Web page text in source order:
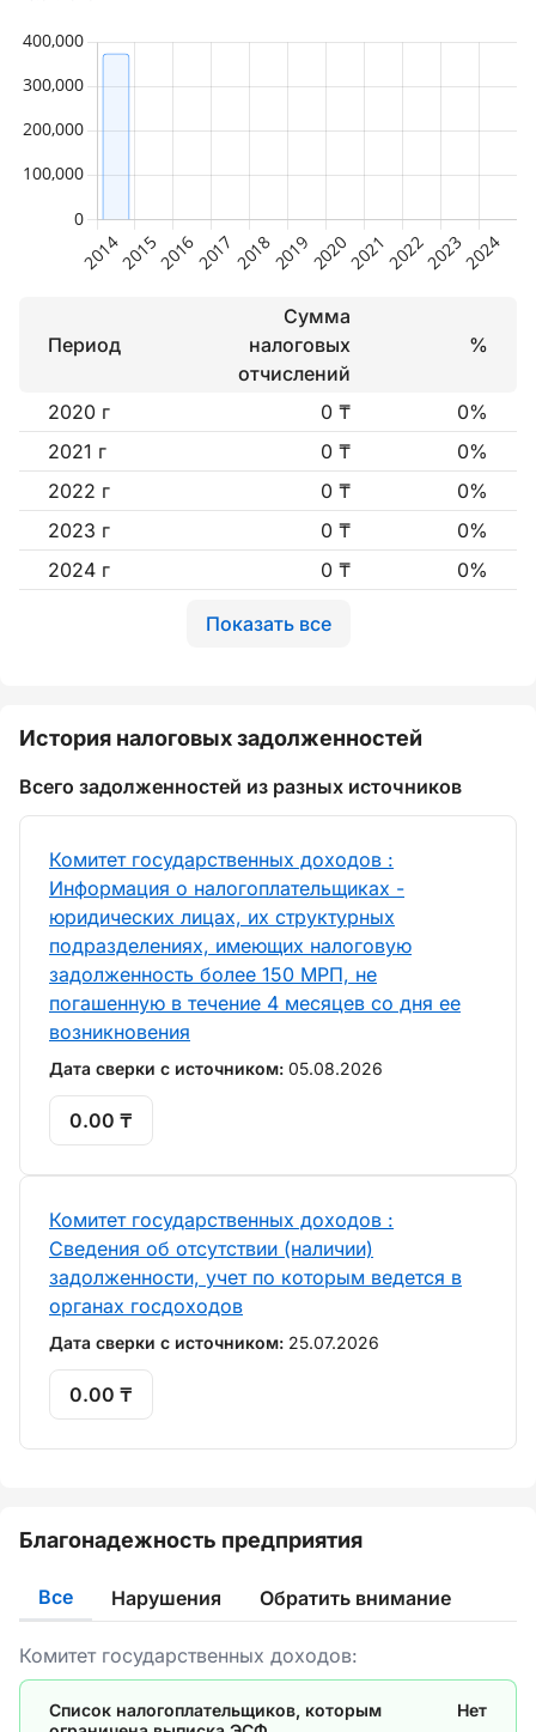
Период
Сумма
налоговых
отчислений
%
2020 г 0 ₸
0%
2021 г
0 ₸
0%
2022 г
0 ₸
0%
2023 г
0 ₸
0%
2024 г
0 ₸ 0%
Показать все
История налоговых задолженностей
Всего задолженностей из разных источников
Комитет государственных доходов :
Информация о налогоплательщиках -
юридических лицах, их структурных
подразделениях, имеющих налоговую
задолженность более 150 МРП, не
погашенную в течение 4 месяцев со дня ее
возникновения
Дата сверки с источником: 05.08.2026
0.00 ₸
Комитет государственных доходов :
Сведения об отсутствии (наличии)
задолженности, учет по которым ведется в
органах госдоходов
Дата сверки с источником: 25.07.2026
0.00 ₸
Благонадежность предприятия
Все Нарушения Обратить внимание
Комитет государственных доходов:
Список налогоплательщиков, которым
Нет